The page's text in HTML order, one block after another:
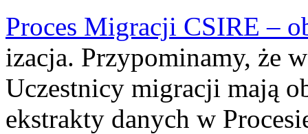
Proces Migracji CSIRE –
izacja. Przypominamy, że
Uczestnicy migracji mają
ekstrakty danych w